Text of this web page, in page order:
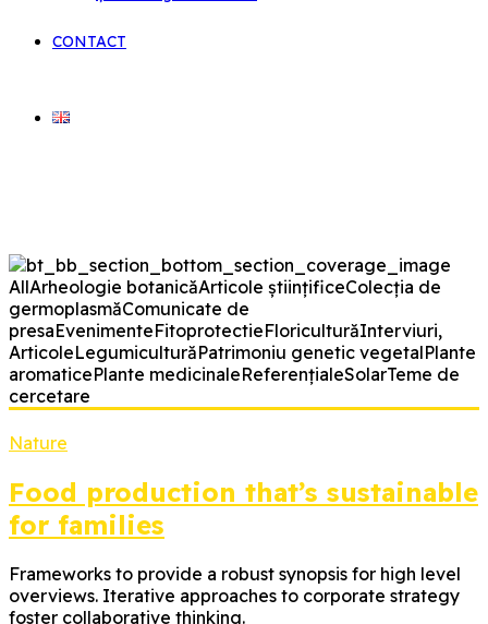
CONTACT
AllArheologie botanicăArticole științificeColecția de
germoplasmăComunicate de
presaEvenimenteFitoprotectieFloriculturăInterviuri,
ArticoleLegumiculturăPatrimoniu genetic vegetalPlante
aromaticePlante medicinaleReferențialeSolarTeme de
cercetare
Nature
Food production that’s sustainable
for families
Frameworks to provide a robust synopsis for high level
overviews. Iterative approaches to corporate strategy
foster collaborative thinking.